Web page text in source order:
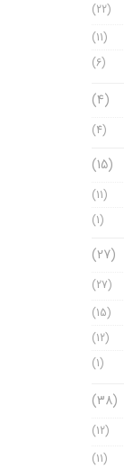
(22)
(11)
(6)
(4)
(4)
(15)
(11)
(1)
(27)
(27)
(15)
(12)
(1)
(38)
(12)
(11)